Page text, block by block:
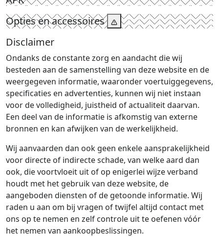
Opties en accessoires
Disclaimer
Ondanks de constante zorg en aandacht die wij
besteden aan de samenstelling van deze website en de
weergegeven informatie, waaronder voertuiggegevens,
specificaties en advertenties, kunnen wij niet instaan
voor de volledigheid, juistheid of actualiteit daarvan.
Een deel van de informatie is afkomstig van externe
bronnen en kan afwijken van de werkelijkheid.
Wij aanvaarden dan ook geen enkele aansprakelijkheid
voor directe of indirecte schade, van welke aard dan
ook, die voortvloeit uit of op enigerlei wijze verband
houdt met het gebruik van deze website, de
aangeboden diensten of de getoonde informatie. Wij
raden u aan om bij vragen of twijfel altijd contact met
ons op te nemen en zelf controle uit te oefenen vóór
het nemen van aankoopbeslissingen.